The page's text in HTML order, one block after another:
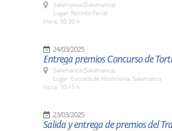
Salamanca (Salamanca)
Lugar: Recinto Ferial
Hora: 10:30 h.
24/03/2025
Entrega premios Concurso de
Salamanca (Salamanca)
Lugar: Escuela de Hostelería. Salamanca
Hora: 10:15 h.
23/03/2025
Salida y entrega de premios del